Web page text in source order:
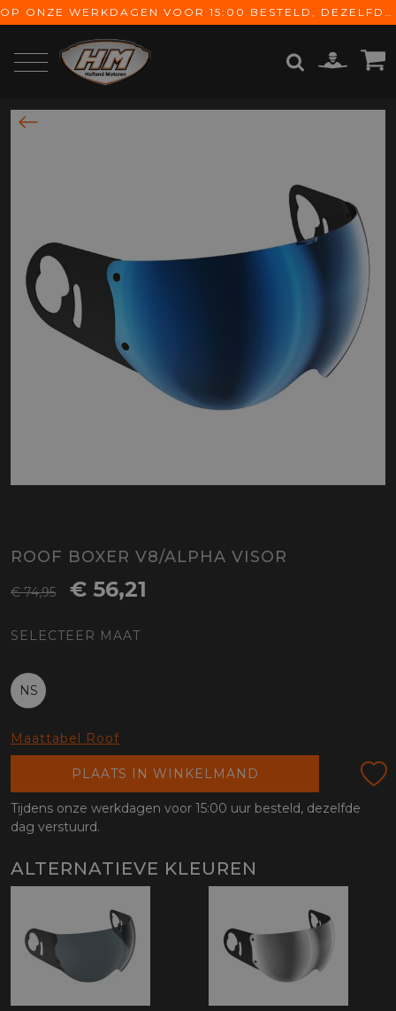
OP ONZE WERKDAGEN VOOR 15:00 BESTELD, DEZELFDE DAG VERZONDEN! GRATIS VERZENDING VANAF € 65,-
ROOF BOXER V8/ALPHA VISOR
€ 74,95 € 56,21
SELECTEER MAAT
NS
Maattabel Roof
PLAATS IN WINKELMAND
Tijdens onze werkdagen voor 15:00 uur besteld, dezelfde
dag verstuurd.
ALTERNATIEVE KLEUREN